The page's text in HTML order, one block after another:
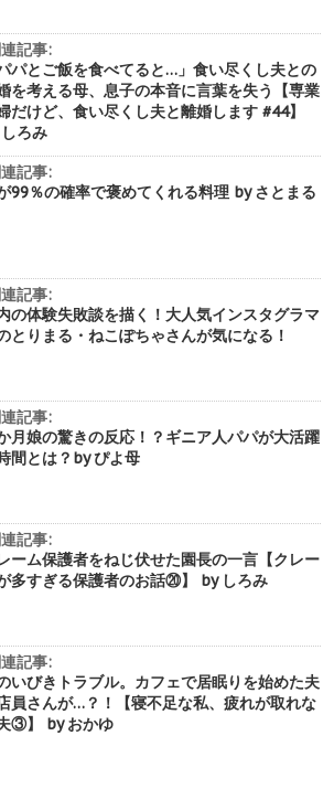
記事:
パパとご飯を食べてると…」食い尽くし夫との
を考える母、息子の本音に言葉を失う【専業
だけど、食い尽くし夫と離婚します #44】
ろみ
記事:
99％の確率で褒めてくれる料理 by さとまる
記事:
の体験失敗談を描く！大人気インスタグラマ
とりまる・ねこぽちゃさんが気になる！
記事:
月娘の驚きの反応！？ギニア人パパが大活躍
間とは？by ぴよ母
記事:
ーム保護者をねじ伏せた園長の一言【クレー
多すぎる保護者のお話⑳】 by しろみ
記事:
いびきトラブル。カフェで居眠りを始めた夫
員さんが…？！【寝不足な私、疲れが取れな
③】 by おかゆ